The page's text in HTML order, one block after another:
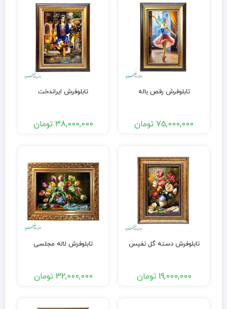
تابلوفرش رقص باله
75,000,000 تومان
تابلوفرش ایراندخت
38,000,000 تومان
تابلوفرش دسته گل نفیس
19,000,000 تومان
تابلوفرش لاله مجلسی
32,000,000 تومان